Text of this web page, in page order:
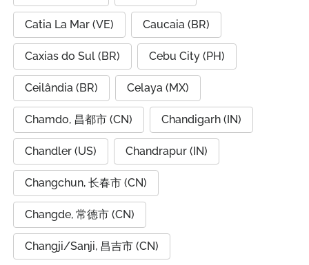
Catia La Mar (VE) Caucaia (BR)
Caxias do Sul (BR) Cebu City (PH)
Ceilândia (BR) Celaya (MX)
Chamdo, 昌都市 (CN) Chandigarh (IN)
Chandler (US) Chandrapur (IN)
Changchun, 长春市 (CN)
Changde, 常德市 (CN)
Changji/Sanji, 昌吉市 (CN)